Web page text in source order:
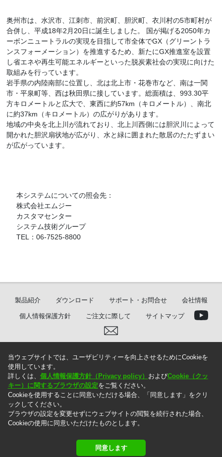
当ウェブサイトでは、ユーザビリティーを向上させるためにCookieを
使用しています。
詳しくは、 個人情報保護方針（Privacy policy） およびCookie（クッ
キー）に関するブラウザの設定をご覧ください。
Cookieを使用することに同意いただける場合、「同意します」をクリ
ックしてください。
ブラウザの設定を変更せずにウェブサイトの閲覧を続行された場合、
Cookieの使用に同意いただけたものとします。
同意します
奥州市は、水沢市、江刺市、前沢町、胆沢町、衣川村の5市町村が
合併し、平成18年2月20日に誕生しました。 国が掲げる2050年カ
ーボンニュートラルの実現を目指して市全体でGX（グリーントラ
ンスフォーメーション）を推進するため、新たにGX推進室を設置
し省エネや再生可能エネルギーといった脱炭素社会の実現に向けた
取組みを行っています。
岩手県の内陸南部に位置し、北は北上市・花巻市など、南は一関
市・平泉町等、西は秋田県に接しています。総面積は、993.30平
方キロメートルと広大で、東西に約57km（キロメートル）、南北
に約37km（キロメートル）の広がりがあります。
地域の中央を北上川が流れており、北上川西側には胆沢川によって
開かれた胆沢扇状地が広がり、水と緑に囲まれた散居のたたずまい
が広がっています。
本システムについての照会先：
株式会社エムジー
カスタマセンター
システム技術グループ
TEL：06-7525-8800
製品紹介 ダウンロード サポート・お問合せ 会社情報
個人情報保護方針 ご注文に際して サイトマップ
＊. 本ウェブサイト上に掲載されている情報は、掲載した時点での情報です。記載内容は
お断りなしに変更することがありますのでご了承ください。
＊. 本ウェブサイト上の表示価格には消費税は含まれておりません。ご注文の際には消費
税を別途頂戴いたします。